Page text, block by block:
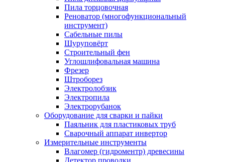
Пила торцовочная
Реноватор (многофункциональный
инструмент)
Сабельные пилы
Шуруповёрт
Строительный фен
Углошлифовальная машина
Фрезер
Штроборез
Электролобзик
Электропила
Электрорубанок
Оборудование для сварки и пайки
Паяльник для пластиковых труб
Сварочный аппарат инвертор
Измерительные инструменты
Влагомер (гидроментр) древесины
Детектор проводки